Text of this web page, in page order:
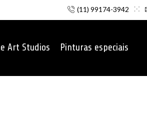
(11) 99174-3942
Art Studios Pinturas especiais